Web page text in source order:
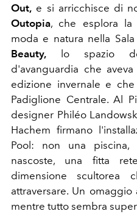
Out, e si arricchisce di
Outopia, che esplora la
moda e natura nella
Beauty, lo spazio
d'avanguardia che
edizione invernale e
Padiglione Centrale. Al
designer Philéo
Hachem firmano
Pool: non una
nascoste, una fitta
dimensione scultorea
attraversare. Un
mentre tutto sembra